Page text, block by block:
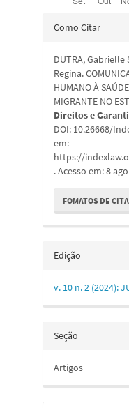
Detalhes
artigo
Como Citar
DUTRA, Gabrielle
Regina.
HUMANO À
MIGRANTE NO
Direitos e
DOI: 10.26668/
em:
https://
. Acesso em: 8
FOMATOS DE
Edição
v. 10 n. 2 (2024):
Seção
Artigos